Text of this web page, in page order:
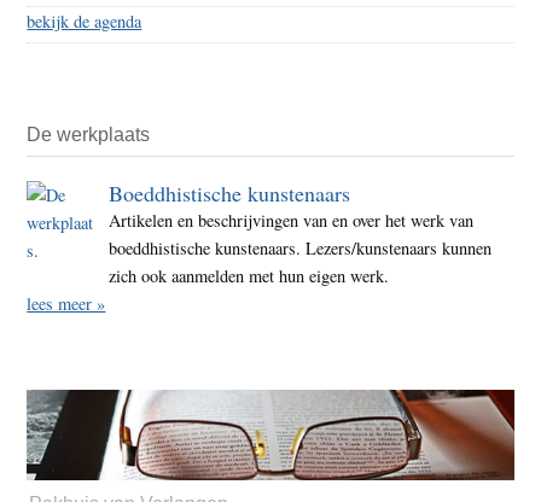
bekijk de agenda
De werkplaats
Boeddhistische kunstenaars
Artikelen en beschrijvingen van en over het werk van
boeddhistische kunstenaars. Lezers/kunstenaars kunnen
zich ook aanmelden met hun eigen werk.
lees meer »